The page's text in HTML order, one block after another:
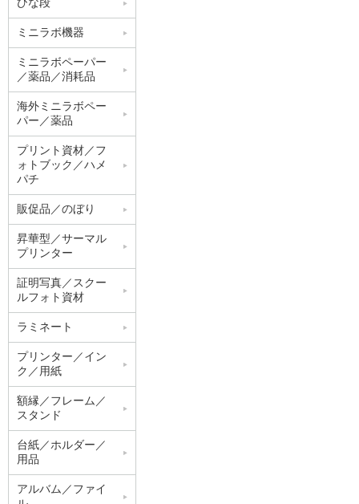
ひな段
ミニラボ機器
ミニラボペーパー
／薬品／消耗品
海外ミニラボペー
パー／薬品
プリント資材／フ
ォトブック／ハメ
パチ
販促品／のぼり
昇華型／サーマル
プリンター
証明写真／スクー
ルフォト資材
ラミネート
プリンター／イン
ク／用紙
額縁／フレーム／
スタンド
台紙／ホルダー／
用品
アルバム／ファイ